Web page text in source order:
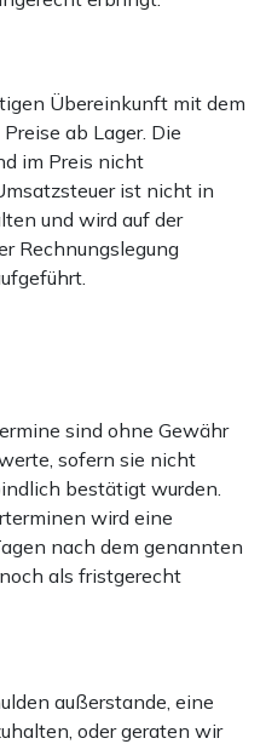
Übereinkunft mit dem
ab Lager. Die
im Preis nicht
ist nicht in
und wird auf der
Rechnungslegung
sind ohne Gewähr
sofern sie nicht
bestätigt wurden.
wird eine
nach dem genannten
als fristgerecht
außerstande, eine
oder geraten wir